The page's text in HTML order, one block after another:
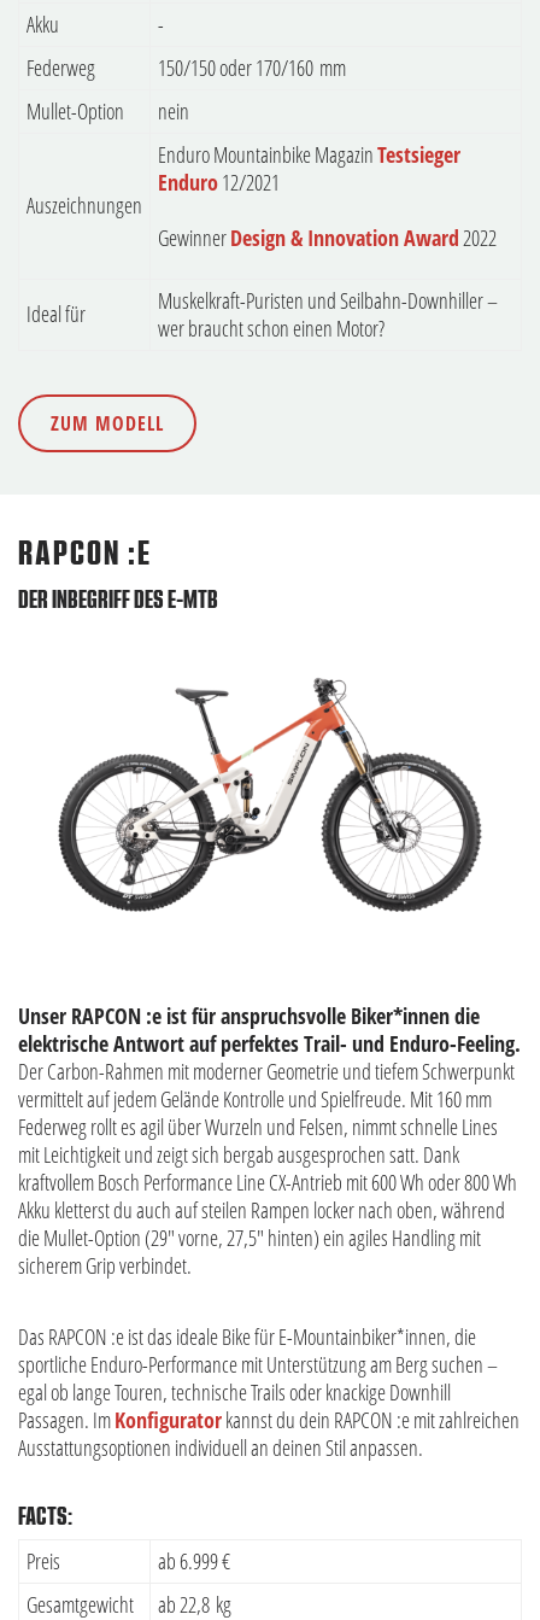
Akku
-
Federweg
150/150 oder 170/160 mm
Mullet-Option
nein
Auszeichnungen
Enduro Mountainbike MagazinTestsieger
Enduro12/2021
GewinnerDesign & Innovation Award2022
Ideal für
Muskelkraft-Puristen und Seilbahn-Downhiller –
wer braucht schon einen Motor?
ZUM MODELL
RAPCON :E
DER INBEGRIFF DES E-MTB
Unser RAPCON :e ist für anspruchsvolle Biker*innen die
elektrische Antwort auf perfektes Trail- und Enduro-Feeling.
Der Carbon-Rahmen mit moderner Geometrie und tiefem Schwerpunkt
vermittelt auf jedem Gelände Kontrolle und Spielfreude. Mit 160 mm
Federweg rollt es agil über Wurzeln und Felsen, nimmt schnelle Lines
mit Leichtigkeit und zeigt sich bergab ausgesprochen satt. Dank
kraftvollem Bosch Performance Line CX-Antrieb mit 600 Wh oder 800 Wh
Akku kletterst du auch auf steilen Rampen locker nach oben, während
die Mullet-Option (29″ vorne, 27,5″ hinten) ein agiles Handling mit
sicherem Grip verbindet.
Das RAPCON :e ist das ideale Bike für E-Mountainbiker*innen, die
sportliche Enduro-Performance mit Unterstützung am Berg suchen –
egal ob lange Touren, technische Trails oder knackige Downhill
Passagen. ImKonfiguratorkannst du dein RAPCON :e mit zahlreichen
Ausstattungsoptionen individuell an deinen Stil anpassen.
FACTS:
Preis
ab 6.999 €
Gesamtgewicht
ab 22,8 kg